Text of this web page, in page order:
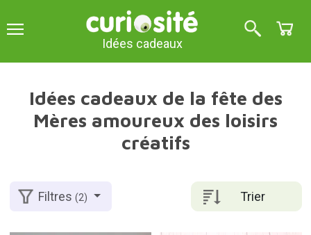
Idées cadeaux
Idées cadeaux de la fête des
Mères amoureux des loisirs
créatifs
Trier
Filtres(2)